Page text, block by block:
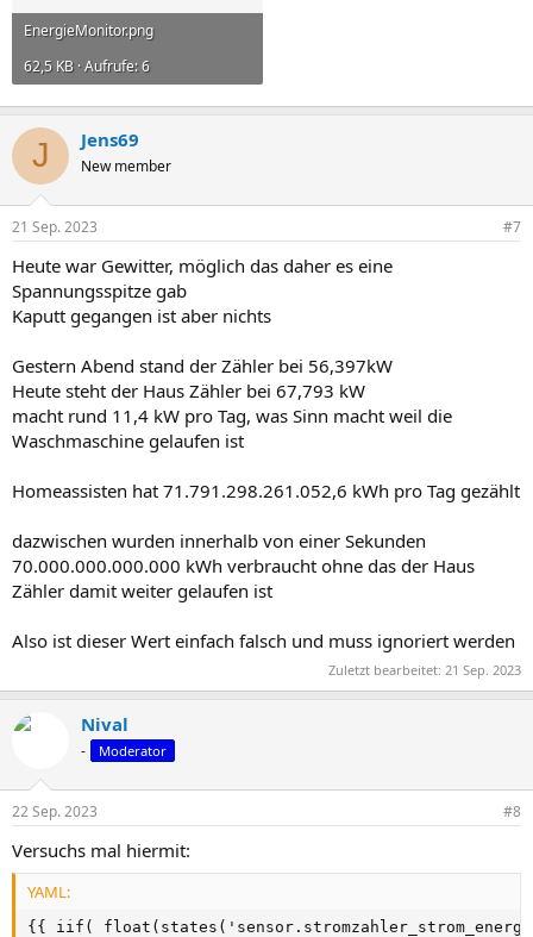
EnergieMonitor.png
62,5 KB · Aufrufe: 6
J Jens69
New member
21 Sep. 2023 #7
Heute war Gewitter, möglich das daher es eine
Spannungsspitze gab
Kaputt gegangen ist aber nichts
Gestern Abend stand der Zähler bei 56,397kW
Heute steht der Haus Zähler bei 67,793 kW
macht rund 11,4 kW pro Tag, was Sinn macht weil die
Waschmaschine gelaufen ist
Homeassisten hat 71.791.298.261.052,6 kWh pro Tag gezählt
dazwischen wurden innerhalb von einer Sekunden
70.000.000.000.000 kWh verbraucht ohne das der Haus
Zähler damit weiter gelaufen ist
Also ist dieser Wert einfach falsch und muss ignoriert werden
Zuletzt bearbeitet: 21 Sep. 2023
Nival
- Moderator
22 Sep. 2023 #8
Versuchs mal hiermit:
YAML:
{{ iif(